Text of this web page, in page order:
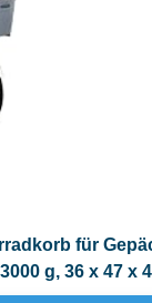
für
g, 36 x 47 x